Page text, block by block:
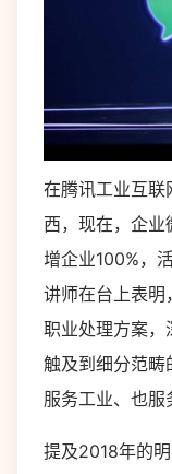
在腾讯工业互联
西，现在，企
增企业100%，
讲师在台上表
职业处理方案，
触及到细分范畴
服务工业、也服
提及2018年的